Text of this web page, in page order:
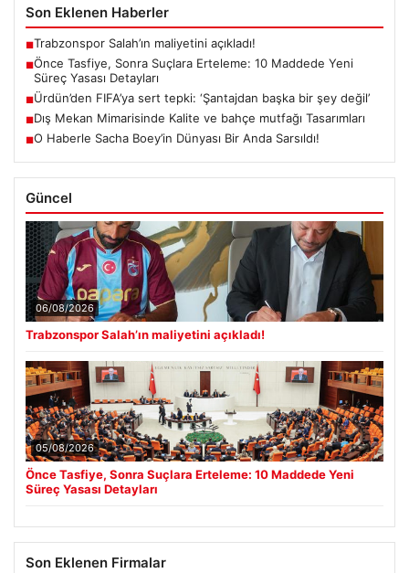
Son Eklenen Haberler
■Trabzonspor Salah’ın maliyetini açıkladı!
■Önce Tasfiye, Sonra Suçlara Erteleme: 10 Maddede Yeni
Süreç Yasası Detayları
■Ürdün’den FIFA’ya sert tepki: ‘Şantajdan başka bir şey değil’
■Dış Mekan Mimarisinde Kalite ve bahçe mutfağı Tasarımları
■O Haberle Sacha Boey’in Dünyası Bir Anda Sarsıldı!
Güncel
06/08/2026
Trabzonspor Salah’ın maliyetini açıkladı!
05/08/2026
Önce Tasfiye, Sonra Suçlara Erteleme: 10 Maddede Yeni
Süreç Yasası Detayları
Son Eklenen Firmalar